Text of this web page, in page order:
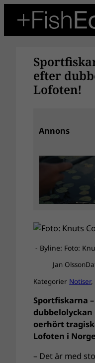
innehåll
efter
Lofoten!
Annons
- Byline: Foto:
Jan Olsson
Kategorier Notiser,
Sportfiskarna
dubbelolyckan
oerhört
Lofoten i
– Det är med